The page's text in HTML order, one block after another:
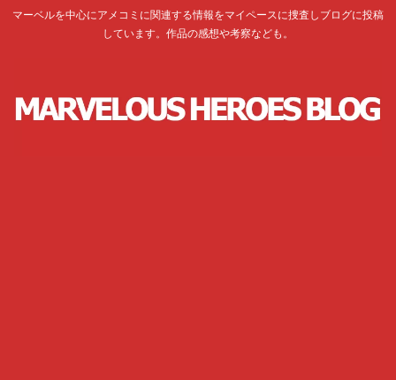
マーベルを中心にアメコミに関連する情報をマイペースに捜査しブログに投稿
しています。作品の感想や考察なども。